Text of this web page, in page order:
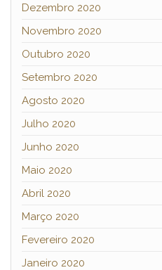
Dezembro 2020
Novembro 2020
Outubro 2020
Setembro 2020
Agosto 2020
Julho 2020
Junho 2020
Maio 2020
Abril 2020
Março 2020
Fevereiro 2020
Janeiro 2020